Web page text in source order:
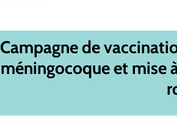
Campagnede
méningocoque et mise